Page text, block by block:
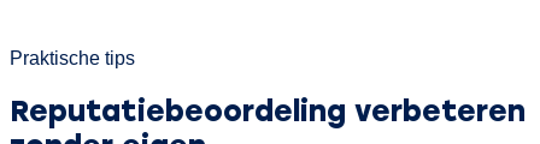
Praktische tips
Reputatiebeoordeling verbeteren